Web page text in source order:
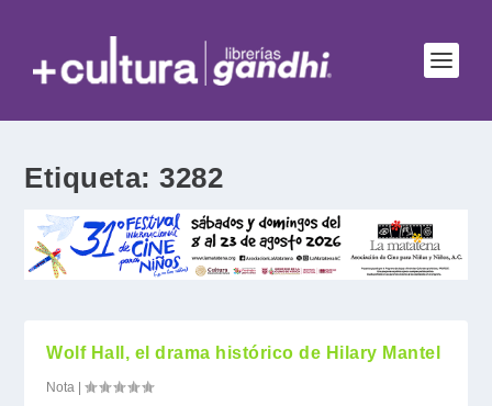
Etiqueta:3282
Wolf Hall, el drama histórico de Hilary Mantel
Nota |